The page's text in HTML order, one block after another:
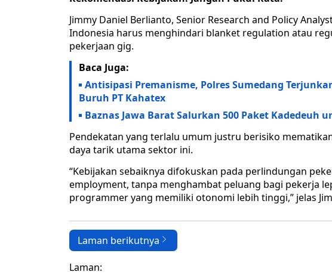
Jimmy Daniel Berlianto, Senior Research and Policy
Indonesia harus menghindari blanket regulation atau
pekerjaan gig.
Baca Juga:
Antisipasi Premanisme, Polres Sumedang
Buruh PT Kahatex
Baznas Jawa Barat Salurkan 500 Paket Kadedeuh
Pendekatan yang terlalu umum justru berisiko
daya tarik utama sektor ini.
“Kebijakan sebaiknya difokuskan pada perlindungan
employment, tanpa menghambat peluang bagi pekerja
programmer yang memiliki otonomi lebih tinggi,” jelas
Laman berikutnya
Laman: